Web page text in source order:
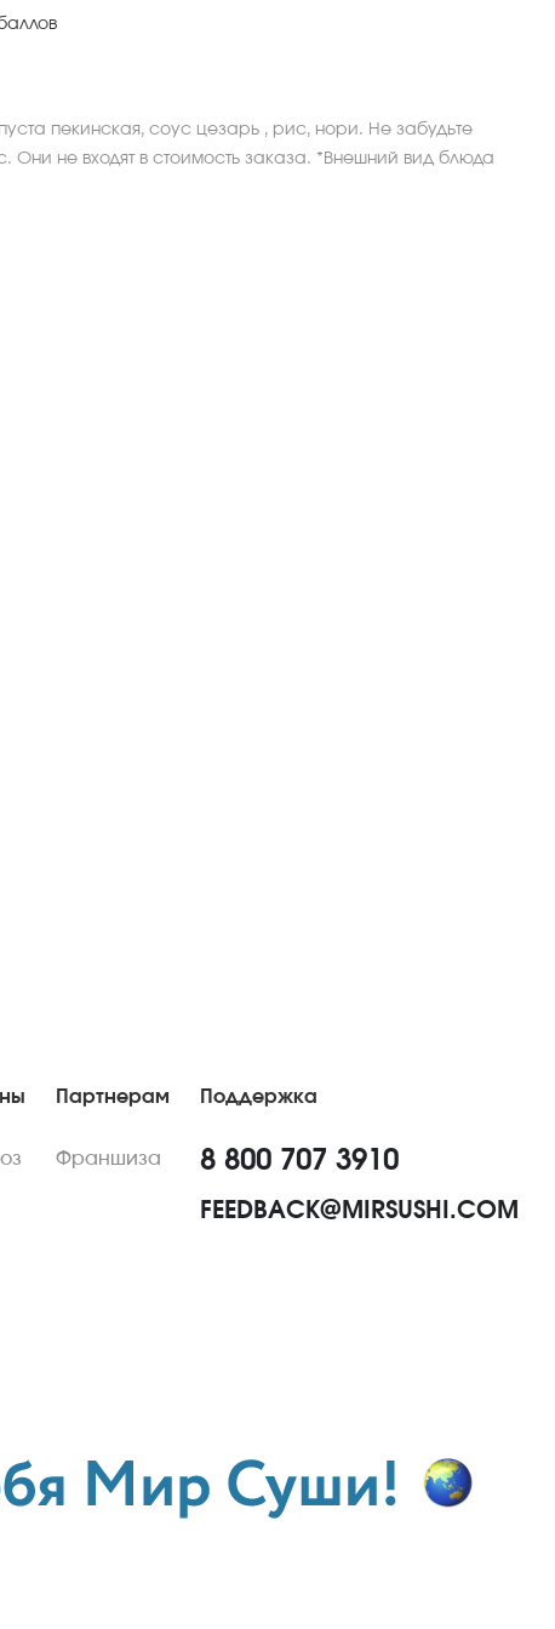
пекинская, соус цезарь , рис, нори. Не забудьте
Они не входят в стоимость заказа. *Внешний вид блюда
Партнерам
Франшиза
Поддержка
8 800 707 3910
FEEDBACK@MIRSUSHI.COM